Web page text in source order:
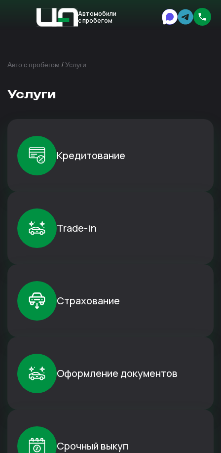
Автомобили
с пробегом
Авто с пробегом /Услуги
Услуги
Кредитование
Trade-in
Страхование
Оформление документов
Срочный выкуп